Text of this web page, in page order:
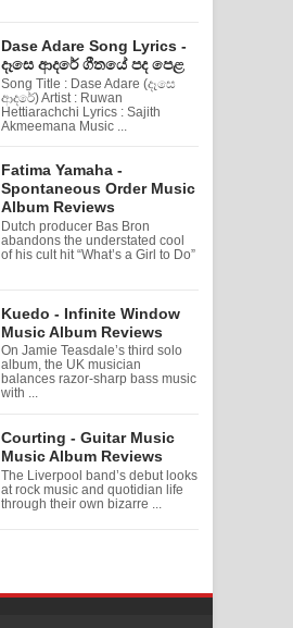
Dase Adare Song Lyrics -
දෑසෙ ආදරේ ගීතයේ පද පෙළ
Song Title : Dase Adare (දෑසෙ
ආදරේ) Artist : Ruwan
Hettiarachchi Lyrics : Sajith
Akmeemana Music ...
Fatima Yamaha -
Spontaneous Order Music
Album Reviews
Dutch producer Bas Bron
abandons the understated cool
of his cult hit “What’s a Girl to Do”
Kuedo - Infinite Window
Music Album Reviews
On Jamie Teasdale’s third solo
album, the UK musician
balances razor-sharp bass music
with ...
Courting - Guitar Music
Music Album Reviews
The Liverpool band’s debut looks
at rock music and quotidian life
through their own bizarre ...